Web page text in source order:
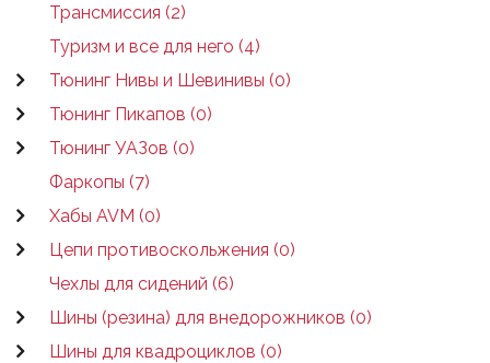
Трансмиссия (2)
Туризм и все для него (4)
Тюнинг Нивы и Шевинивы (0)
Тюнинг Пикапов (0)
Тюнинг УАЗов (0)
Фаркопы (7)
Хабы AVM (0)
Цепи противоскольжения (0)
Чехлы для сидений (6)
Шины (резина) для внедорожников (0)
Шины для квадроциклов (0)